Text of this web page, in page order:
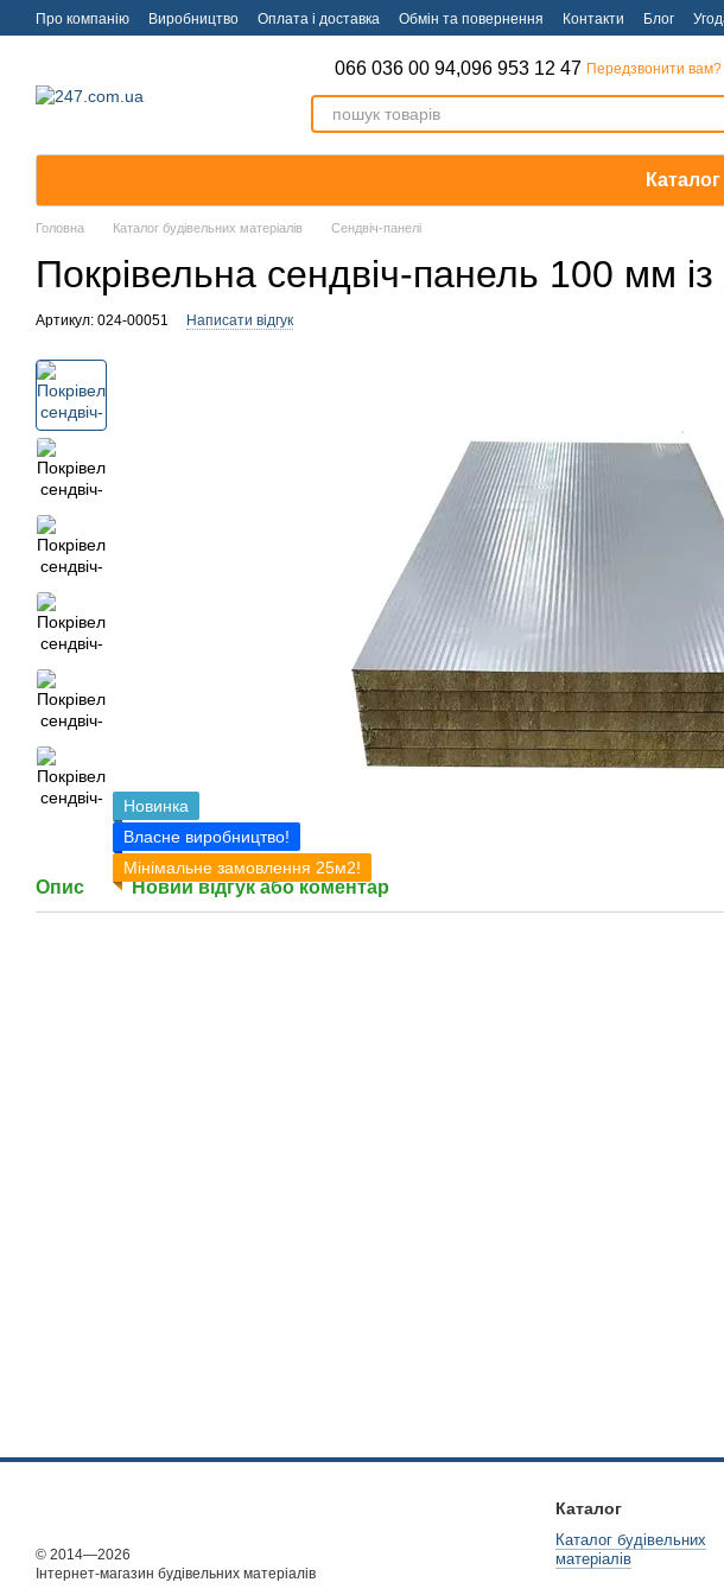
Перейти к основному контенту
Про компанію Виробництво Оплата і доставка Обмін та повернення Контакти Блог
066 036 00 94,096 953 12 47 Передзвонити вам?
Головна Каталог будівельних матеріалів Сендвіч-панелі
Покрівельна сендвіч-панель 100 мм
Артикул: 024-00051 Написати відгук
Новинка
Власне виробництво!
Мінімальне замовлення 25м2!
Опис Новий відгук або коментар
© 2014—2026
Інтернет-магазин будівельних матеріалів
Каталог
Каталог будівельних
матеріалів